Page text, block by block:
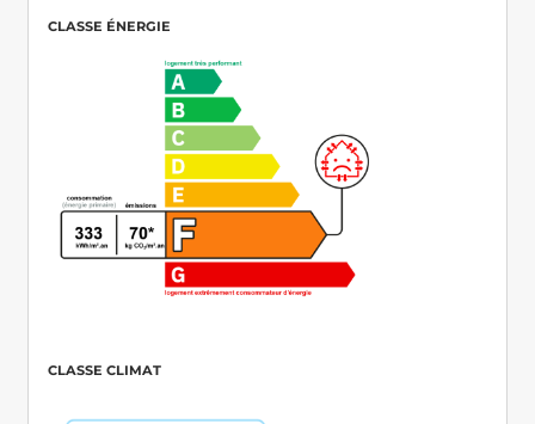
CLASSE ÉNERGIE
CLASSE CLIMAT